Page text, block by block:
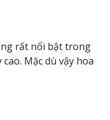
rất nổi bật trong
Mặc dù vậy hoa